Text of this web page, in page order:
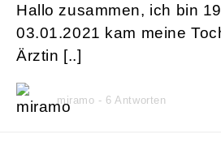
Hallo zusammen, ich bin
03.01.2021 kam meine
Ärztin [..]
miramo - 6 Antworten